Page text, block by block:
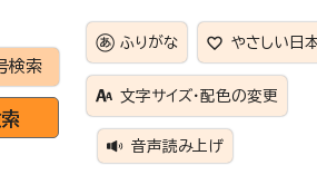
検索
ふりがな やさしい日
文字サイズ・配色の変更
音声読み上げ